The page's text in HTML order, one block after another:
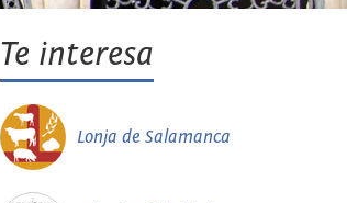
Te interesa
Lonja de Salamanca